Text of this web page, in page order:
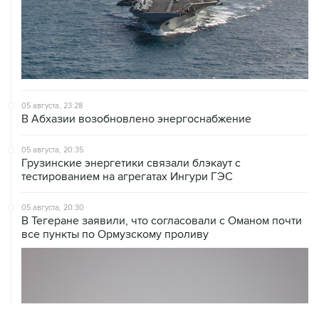
05 августа, 23:28
В Абхазии возобновлено энергоснабжение
05 августа, 20:35
Грузинские энергетики связали блэкаут с
тестированием на агрегатах Ингури ГЭС
05 августа, 20:30
В Тегеране заявили, что согласовали с Оманом почти
все пункты по Ормузскому проливу